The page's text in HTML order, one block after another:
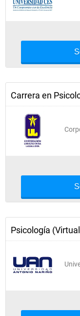
Carrera en
Psicología